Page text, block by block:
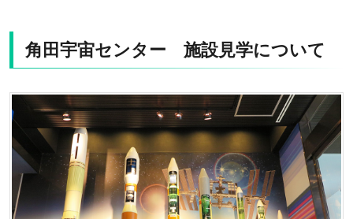
角田宇宙センター 施設見学について